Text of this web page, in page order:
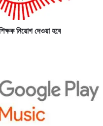
নিয়োগ দেওয়া হবে